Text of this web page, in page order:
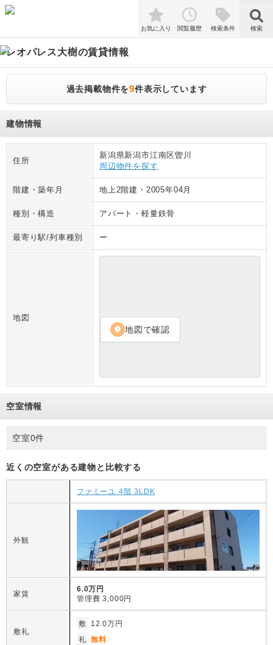
検索
お気に入り 閲覧履歴 検索条件 検索
レオパレス大樹の賃貸情報
過去掲載物件を9件表示しています
建物情報
住所
新潟県新潟市江南区曽川
周辺物件を探す
階建・築年月 地上2階建 ・ 2005年04月
種別・構造 アパート ・軽量鉄骨
最寄り駅/列車種別 ー
地図
location_on 地図で確認
空室情報
空室0件
近くの空室がある建物と比較する
ファミーユ 4階 3LDK
外観
家賃
6.0万円
管理費 3,000円
敷礼
敷
12.0万円
礼 無料